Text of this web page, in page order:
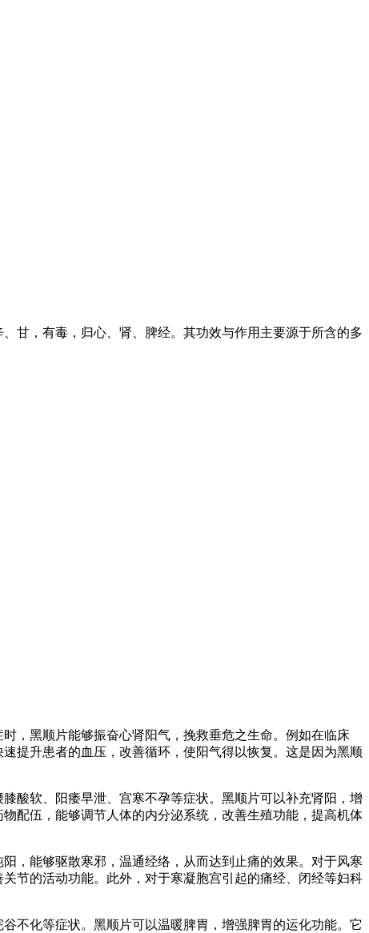
甘，有毒，归心、肾、脾经。其功效与作用主要源于所含的多
，黑顺片能够振奋心肾阳气，挽救垂危之生命。例如在临床
提升患者的血压，改善循环，使阳气得以恢复。这是因为黑顺
酸软、阳痿早泄、宫寒不孕等症状。黑顺片可以补充肾阳，增
物配伍，能够调节人体的内分泌系统，改善生殖功能，提高机体
，能够驱散寒邪，温通经络，从而达到止痛的效果。对于风寒
节的活动功能。此外，对于寒凝胞宫引起的痛经、闭经等妇科
不化等症状。黑顺片可以温暖脾胃，增强脾胃的运化功能。它